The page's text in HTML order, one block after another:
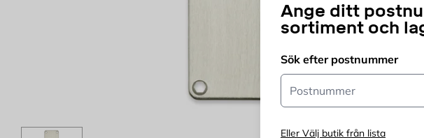
Ange ditt
sortiment och
Sök efter postnummer
Postnummer
Eller Välj butik från lista